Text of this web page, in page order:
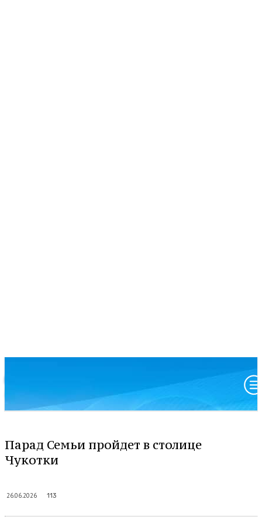
Анадырская и Чукотская епархия
Парад Семьи пройдет в столице
Чукотки
26.06.2026 113